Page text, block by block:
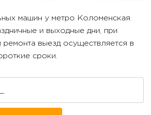
машин у метро Коломенская.
и выходные дни, при
ремонта выезд осуществляется в
сроки.